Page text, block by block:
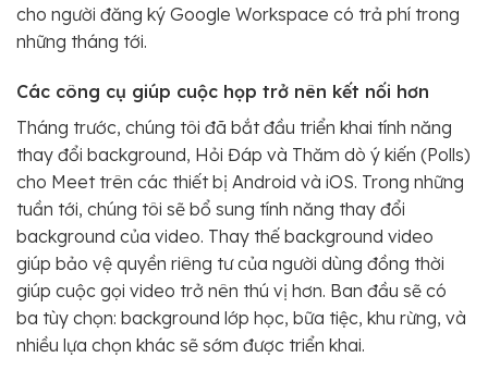
cho người đăng ký Google Workspace có trả phí trong
những tháng tới.
Các công cụ giúp cuộc họp trở nên kết nối hơn
Tháng trước, chúng tôi đã bắt đầu triển khai tính năng
thay đổi background, Hỏi Đáp và Thăm dò ý kiến (Polls)
​​cho Meet trên các thiết bị Android và iOS. Trong những
tuần tới, chúng tôi sẽ bổ sung tính năng thay đổi
background của video. Thay thế background video
giúp bảo vệ quyền riêng tư của người dùng đồng thời
giúp cuộc gọi video trở nên thú vị hơn. Ban đầu sẽ có
ba tùy chọn: background lớp học, bữa tiệc, khu rừng, và
nhiều lựa chọn khác sẽ sớm được triển khai.